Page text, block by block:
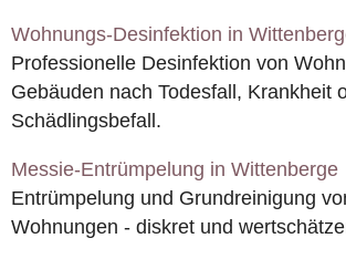
Wohnungs-Desinfektion in
Professionelle Desinfektion von
Gebäuden nach Todesfall, Krankheit
Schädlingsbefall.
Messie-Entrümpelung in Wittenberge
Entrümpelung und Grundreinigung
Wohnungen - diskret und